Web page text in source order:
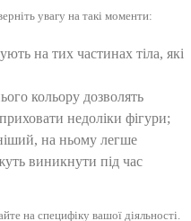
увагу на такі моменти:
на тих частинах тіла, які
кольору дозволять
недоліки фігури;
на ньому легше
виникнути під час
на специфіку вашої діяльності.